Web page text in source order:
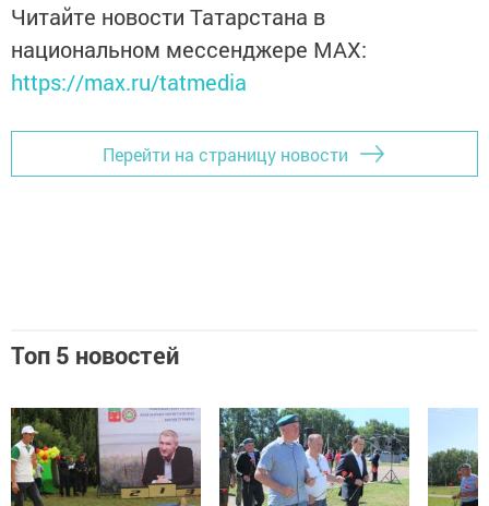
Читайте новости Татарстана в
национальном мессенджере MАХ:
https://max.ru/tatmedia
Перейти на страницу новости
Топ 5 новостей